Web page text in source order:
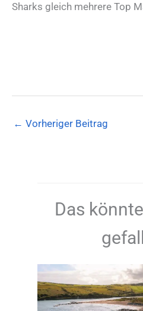
Sharks gleich mehrere Top
← Vorheriger Beitrag
Das